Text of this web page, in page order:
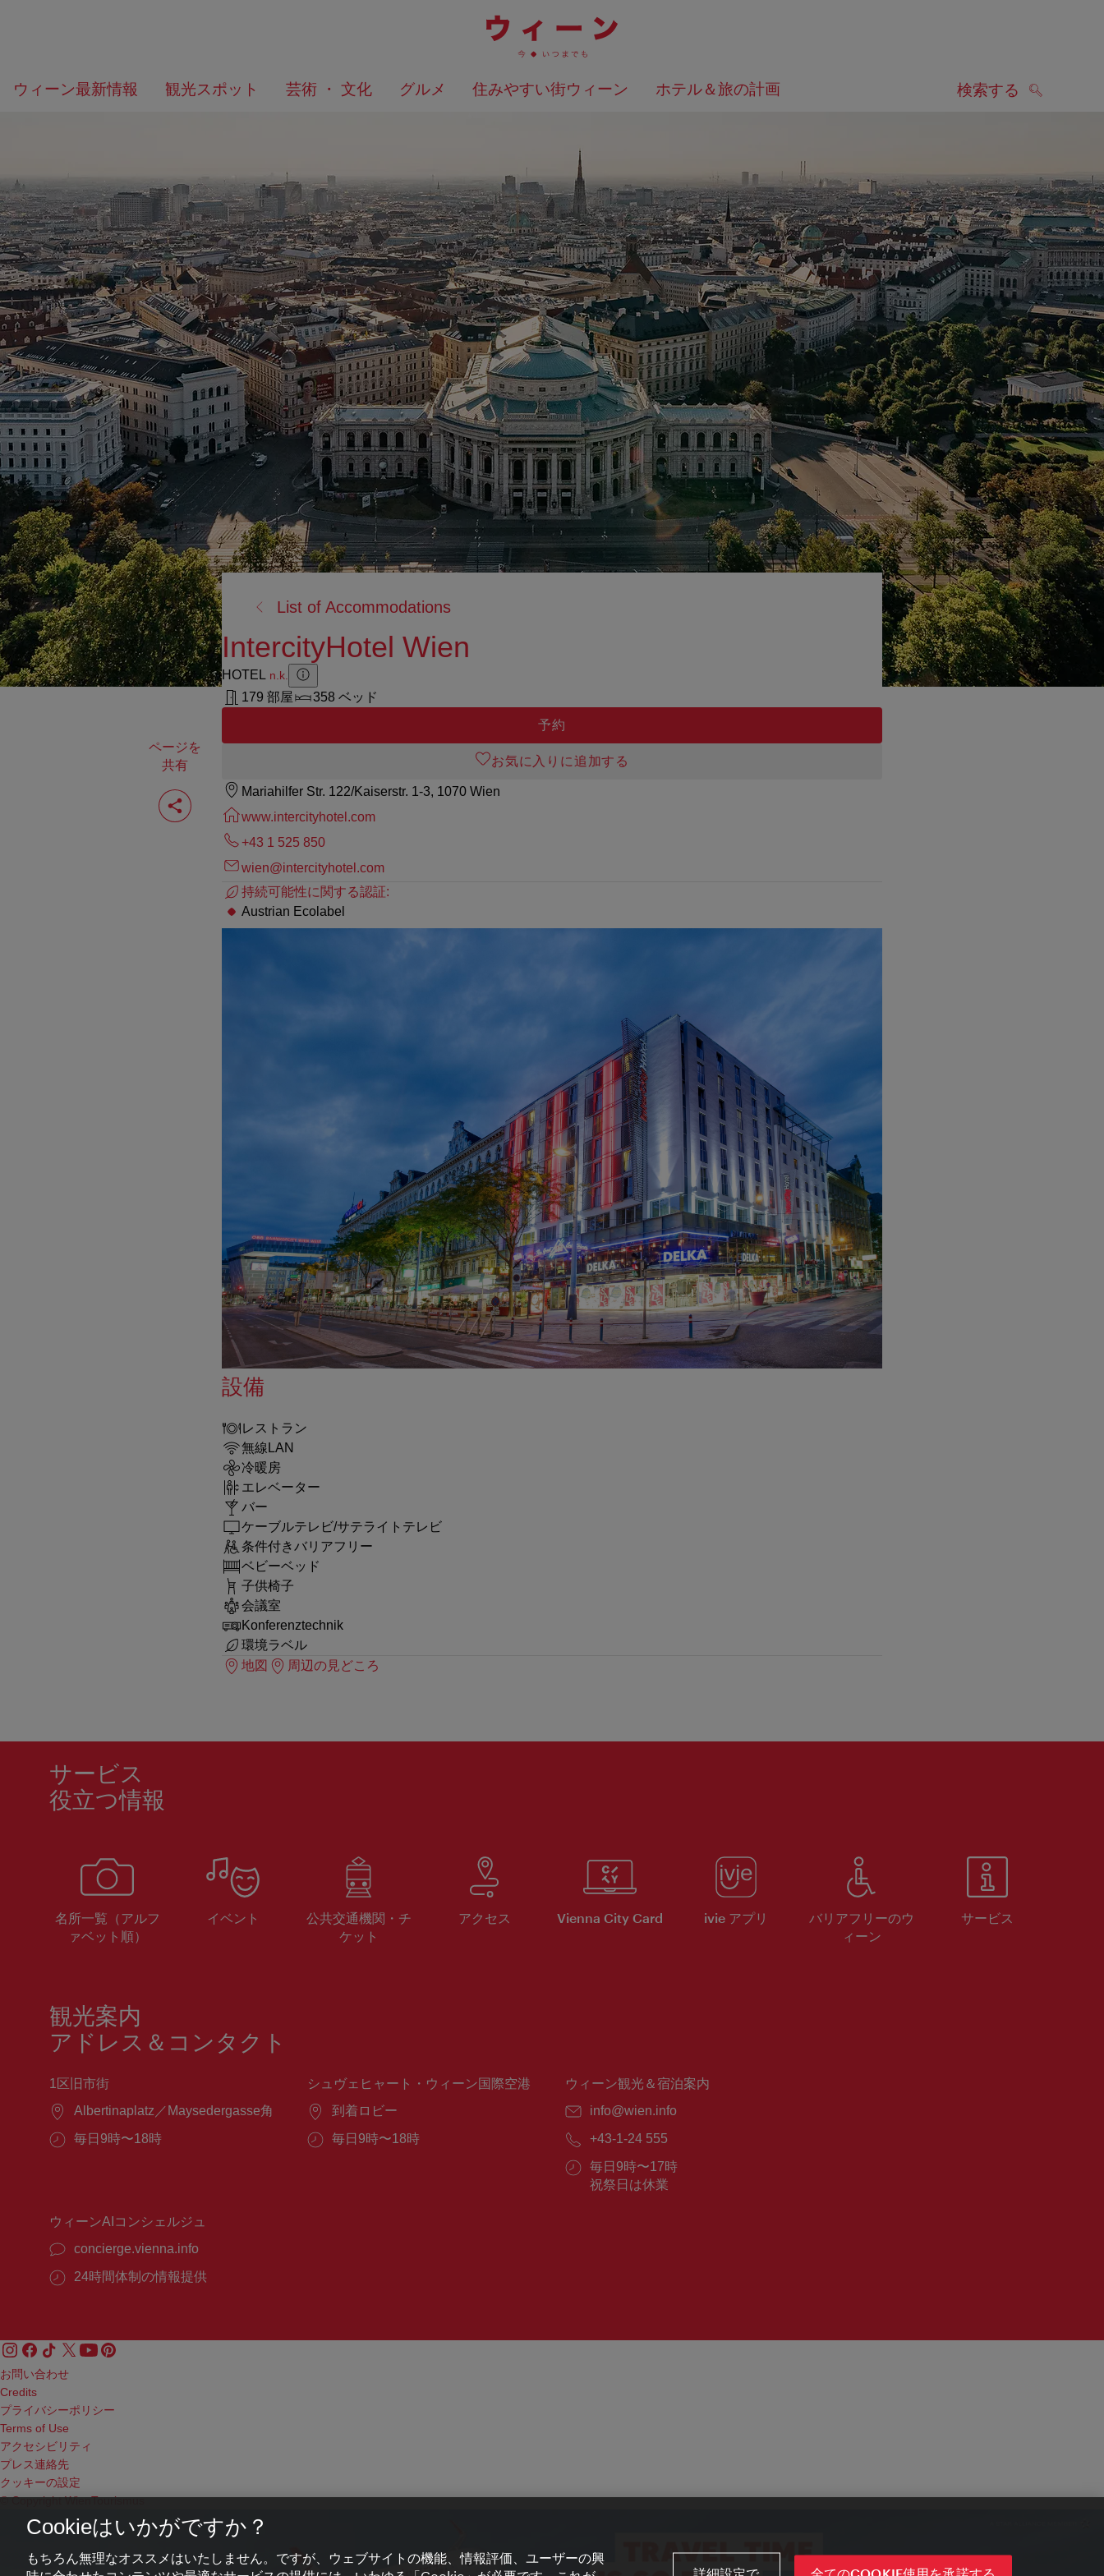
ニ
の
ッ
プ
へ
ウィーン最新情報 観光スポット 芸術 ・ 文化 グルメ 住みやすい街ウィーン ホテル＆旅の計画 検索する
何
を
か？
ページを
共有
ペ
ー
ジ
List of Accommodations
IntercityHotel Wien
HOTEL n.k.
Zusatzinformation anzeigen
Zusatzinformation ausblenden
179 部屋
358 ベッド
予約
お気に入りに追加する
Mariahilfer Str. 122/Kaiserstr. 1-3, 1070 Wien
www.intercityhotel.com
+43 1 525 850
wien@intercityhotel.com
持続可能性に関する認証:
Austrian Ecolabel
設備
レストラン
無線LAN
冷暖房
エレベーター
バー
ケーブルテレビ/サテライトテレビ
条件付きバリアフリー
ベビーベッド
子供椅子
会議室
Konferenztechnik
環境ラベル
地図
周辺の見どころ
サービス
役立つ情報
名所一覧（アルフ
ァベット順）
イベント
公共交通機関・チ
ケット
アクセス Vienna City Card ivie アプリ
バリアフリーのウ
ィーン
サービス
観光案内
アドレス＆コンタクト
1区旧市街
場
Albertinaplatz／Maysedergasse角
営
毎日9時〜18時
シュヴェヒャート・ウィーン国際空港
場
到着ロビー
営
毎日9時〜18時
ウィーン観光＆宿泊案内
E
ー
ル：
info@wien.info
電
番
号：
+43-1-24 555
営
業
毎日9時〜17時
祝祭日は休業
ウィーンAIコンシェルジュ
concierge.vienna.info
24時間体制の情報提供
お問い合わせ
Credits
プライバシーポリシー
Terms of Use
アクセシビリティ
プレス連絡先
クッキーの設定
© Copyright WienTourismus
Cookieはいかがですか？
もちろん無理なオススメはいたしません。ですが、ウェブサイトの機能、情報評価、ユーザーの興
詳細設定で 全てのCOOKIE使用を承諾する